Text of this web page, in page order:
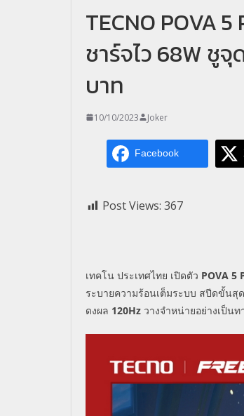
TECNO POVA
ชาร์จไว 68W ชู
บาท
10/10/2023 Joker
Facebook
Post Views: 367
เทคโน ประเทศไทย เปิดตัว POVA 5
ระบายความร้อนเต็มระบบ สปีดขั้นสุ
ดงผล 120Hz วางจำหน่ายอย่างเป็น